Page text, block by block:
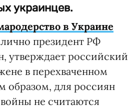
украинцев.
в Украине
президент РФ
утверждает российский
в перехваченном
образом, для россиян
не считаются